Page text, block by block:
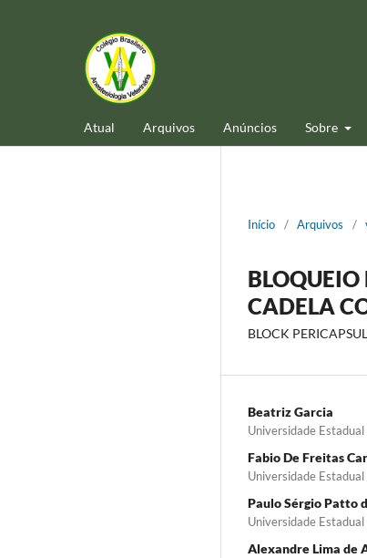
Atual Arquivos Anúncios Sobre
Início / Arquivos /
BLOQUEIO
CADELA
BLOCK
Beatriz Garcia
Universidade Estadual
Fabio De Freitas
Universidade Estadual
Paulo Sérgio Patto
Universidade Estadual
Alexandre Lima de